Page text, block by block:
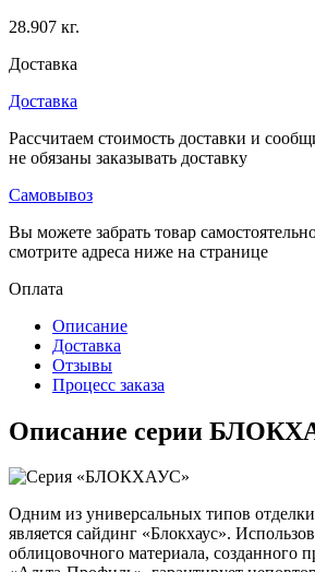
28.907 кг.
Доставка
Доставка
Рассчитаем стоимость доставки и
не обязаны заказывать доставку
Самовывоз
Вы можете забрать товар
смотрите адреса ниже на странице
Оплата
Описание
Доставка
Отзывы
Процесс заказа
Описание серии
Одним из универсальных типов
является сайдинг «Блокхаус».
облицовочного материала, созданного